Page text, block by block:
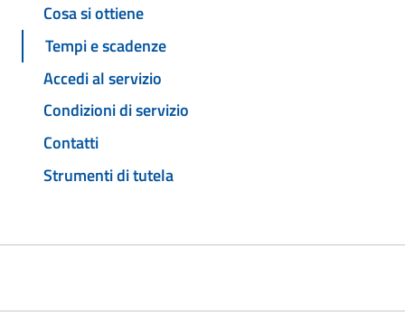
Cosa si ottiene
Tempi e scadenze
Accedi al servizio
Condizioni di servizio
Contatti
Strumenti di tutela